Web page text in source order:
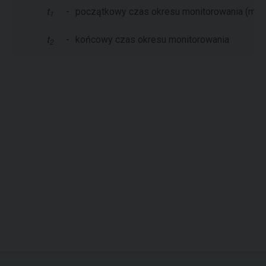
t 1 - początkowy czas okresu monitorowania
t2 - końcowy czas okresu monitorowania